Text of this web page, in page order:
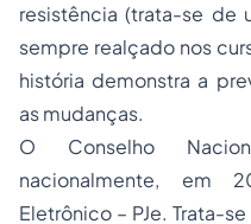
resistência (trata-se de
sempre realçado nos
história demonstra a
as mudanças.
O Conselho
nacionalmente, em
Eletrônico – PJe. Trata-